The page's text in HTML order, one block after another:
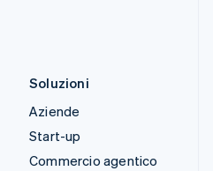
Soluzioni
Aziende
Start-up
Commercio agentico